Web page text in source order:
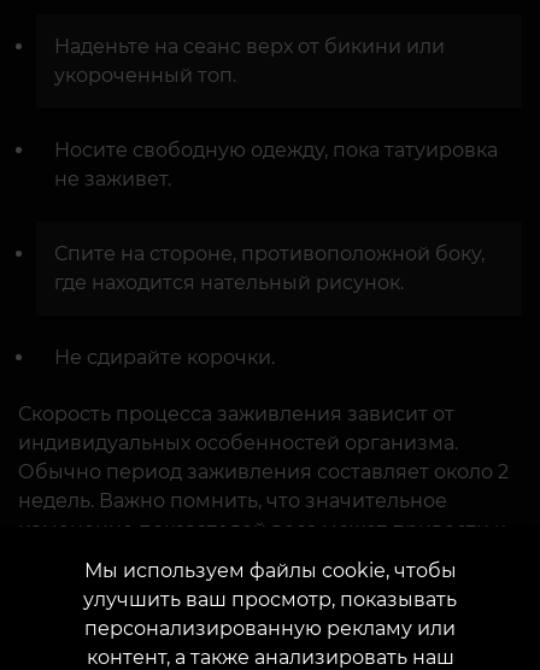
Наденьте на сеанс верх от бикини или
укороченный топ.
Носите свободную одежду, пока татуировка
не заживет.
Спите на стороне, противоположной боку,
где находится нательный рисунок.
Не сдирайте корочки.
Скорость процесса заживления зависит от
индивидуальных особенностей организма.
Обычно период заживления составляет около 2
недель. Важно помнить, что значительное
изменение показателей веса может привести к
деформации тату на ребрах. Если вы планируете
беременность или находитесь на пути к
похудению, лучше подождать с нанесением
татуировки.
Мы используем файлы cookie, чтобы
улучшить ваш просмотр, показывать
персонализированную рекламу или
контент, а также анализировать наш